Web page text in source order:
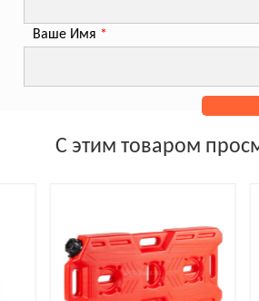
Ваше Имя *
С этим товаром